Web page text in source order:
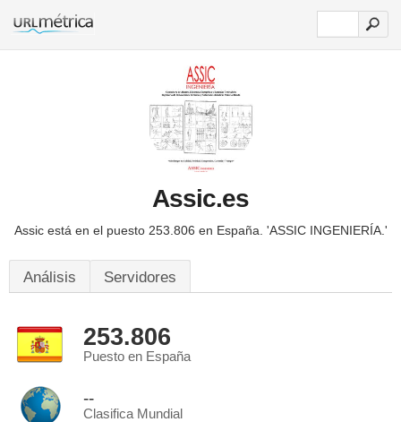
Assic.es
Assic está en el puesto 253.806 en España. 'ASSIC INGENIERÍA.'
Análisis Servidores
253.806
Puesto en España
--
Clasifica Mundial